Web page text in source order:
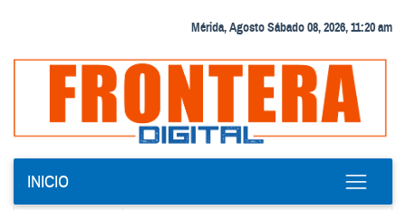
Mérida, Agosto Sábado 08, 2026, 11:20 am
INICIO